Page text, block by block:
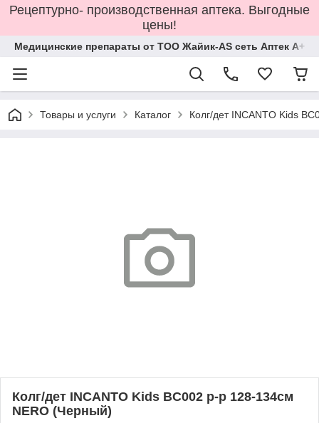
Рецептурно- производственная аптека. Выгодные
цены!
Медицинские препараты от ТОО Жайик-AS сеть Аптек А+
Товары и услуги Каталог Колг/дет INCANTO Kids
Колг/дет INCANTO Kids BC002 р-р 128-134см
NERO (Черный)